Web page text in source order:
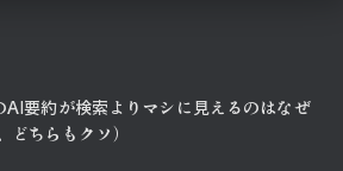
要約が検索よりマシに見えるのはなぜ
どちらもクソ）